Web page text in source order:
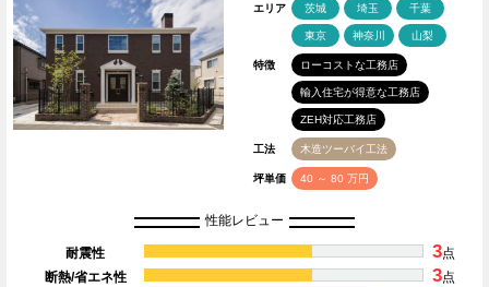
エリア 茨城 埼玉 千葉
東京 神奈川 山梨
特徴 ローコストな工務店
輸入住宅が得意な工務店
ZEH対応工務店
工法 木造ツーバイ工法
坪単価 40 ～ 80 万円
性能レビュー
耐震性 3点
断熱/省エネ性
3点